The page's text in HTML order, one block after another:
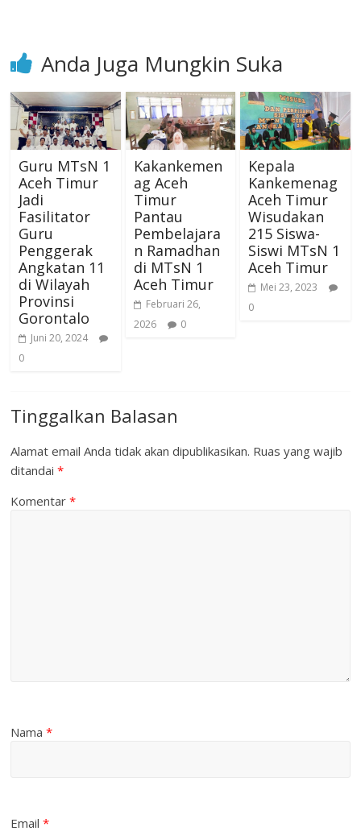
Anda Juga Mungkin Suka
Guru MTsN 1
Aceh Timur
Jadi
Fasilitator
Guru
Penggerak
Angkatan 11
di Wilayah
Provinsi
Gorontalo
Juni 20, 2024
0
Kakankemen
ag Aceh
Timur
Pantau
Pembelajara
n Ramadhan
di MTsN 1
Aceh Timur
Februari 26,
2026
0
Kepala
Kankemenag
Aceh Timur
Wisudakan
215 Siswa-
Siswi MTsN 1
Aceh Timur
Mei 23, 2023
0
Tinggalkan Balasan
Alamat email Anda tidak akan dipublikasikan. Ruas yang wajib
ditandai*
Komentar*
Nama*
Email*